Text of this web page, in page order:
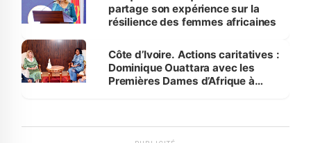
partage son expérience sur la
résilience des femmes africaines
Côte d’Ivoire. Actions caritatives :
Dominique Ouattara avec les
Premières Dames d’Afrique à